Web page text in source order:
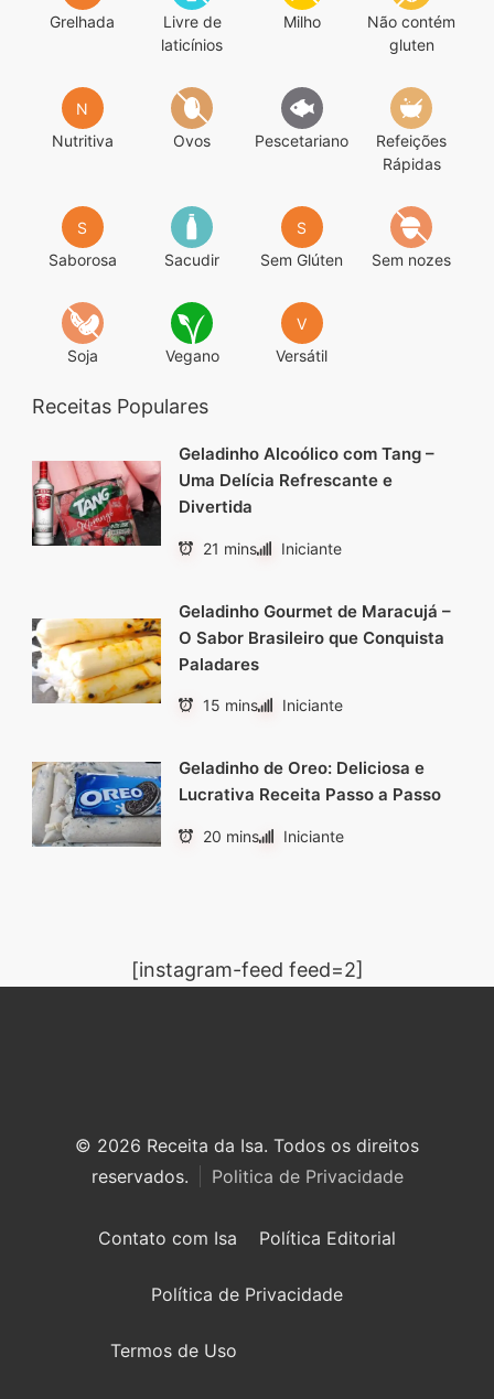
Grelhada
Livre de
laticínios
Milho
Não contém
gluten
N
Nutritiva
Ovos Pescetariano
Refeições
Rápidas
S
Saborosa
Sacudir
S
Sem Glúten
Sem nozes
Soja Vegano
V
Versátil
Receitas Populares
Geladinho Alcoólico com Tang –
Uma Delícia Refrescante e
Divertida
21 mins Iniciante
Geladinho Gourmet de Maracujá –
O Sabor Brasileiro que Conquista
Paladares
15 mins Iniciante
Geladinho de Oreo: Deliciosa e
Lucrativa Receita Passo a Passo
20 mins Iniciante
[instagram-feed feed=2]
© 2026 Receita da Isa. Todos os direitos
reservados.
Politica de Privacidade
Contato com Isa Política Editorial
Política de Privacidade
Termos de Uso